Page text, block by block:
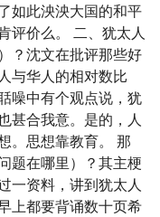
如此泱泱大国的和平
评价么。 二、犹太人
？沈文在批评那些好
与华人的相对数比
噪中有个观点说，犹
甚合我意。是的，人
。思想靠教育。 那
题在哪里）？其主梗
一资料，讲到犹太人
上都要背诵数十页希